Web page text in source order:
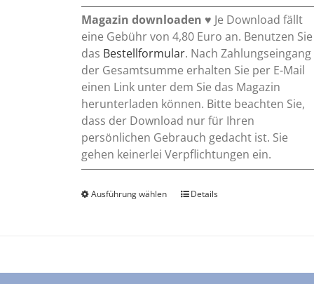
Magazin downloaden ♥ Je Download fällt
eine Gebühr von 4,80 Euro an. Benutzen Sie
das Bestellformular. Nach Zahlungseingang
der Gesamtsumme erhalten Sie per E-Mail
einen Link unter dem Sie das Magazin
herunterladen können. Bitte beachten Sie,
dass der Download nur für Ihren
persönlichen Gebrauch gedacht ist. Sie
gehen keinerlei Verpflichtungen ein.
Ausführung wählen
Dieses
Details